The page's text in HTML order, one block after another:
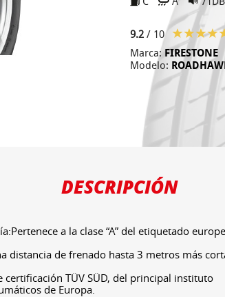
9.2 / 10
Marca: FIRESTONE
Modelo:
DESCRIPCIÓN
a la clase “A” del etiquetado
distancia de frenado hasta 3 metros más
TÜV SÜD, del principal instituto
de Europa.